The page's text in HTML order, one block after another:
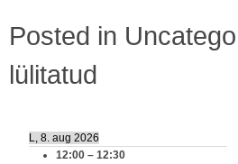
Posted in
lülitatud
L, 8. aug 2026
12:00 – 12:30